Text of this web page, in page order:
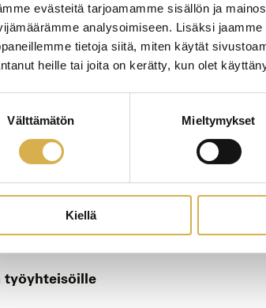
evästeitä tarjoamamme sisällön ja
analysoimiseen. Lisäksi
tietoja siitä, miten käytät
heille tai joita on kerätty, kun olet
Välttämätön Mieltymykset
Kiellä
| Liiketoiminnan
työyhteisöille